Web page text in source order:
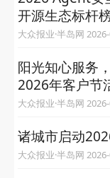
开源生态标杆
大众报业·
阳光知心服务
2026年客户节
大众报业·
诸城市启动
大众报业·